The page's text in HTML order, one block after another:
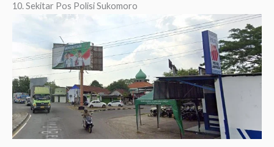
10. Sekitar Pos Polisi Sukomoro